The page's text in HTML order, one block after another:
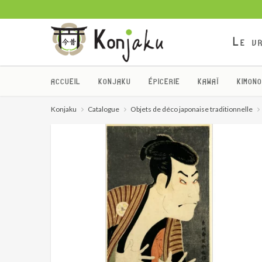
Le
ACCUEIL KONJAKU ÉPICERIE KAWAÏ
Konjaku Catalogue Objets de déco japonaise traditionnelle